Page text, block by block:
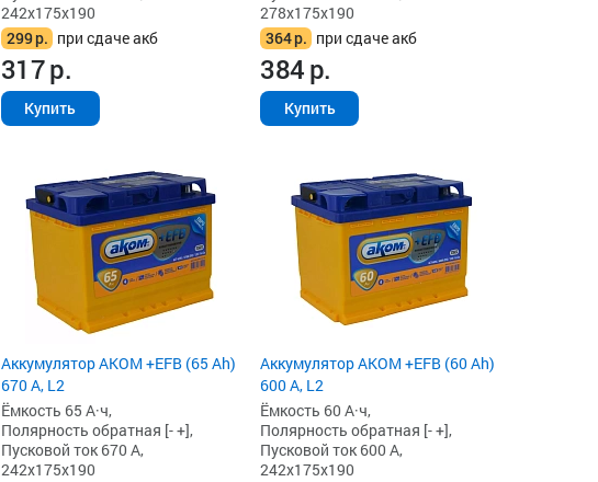
242x175x190
299р. при сдаче акб
317р.
Купить
278x175x190
364р. при сдаче акб
384р.
Купить
Аккумулятор AKOM +EFB (65 Ah)
670 А, L2
Ёмкость 65 А·ч,
Полярность обратная [- +],
Пусковой ток 670 А,
242x175x190
Аккумулятор AKOM +EFB (60 Ah)
600 А, L2
Ёмкость 60 А·ч,
Полярность обратная [- +],
Пусковой ток 600 А,
242x175x190